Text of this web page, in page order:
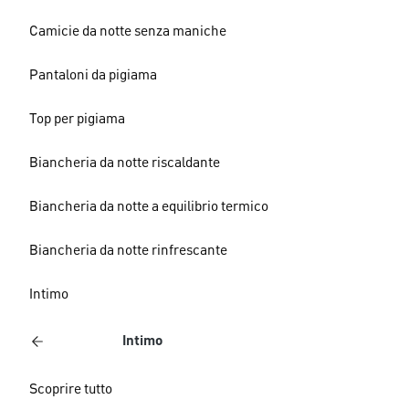
Camicie da notte senza maniche
Pantaloni da pigiama
Top per pigiama
Biancheria da notte riscaldante
Biancheria da notte a equilibrio termico
Biancheria da notte rinfrescante
Intimo
Intimo
Scoprire tutto